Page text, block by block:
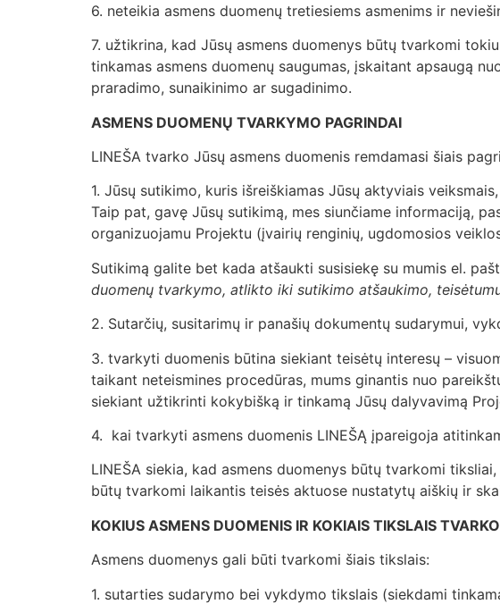
6. neteikia asmens duomenų tretiesiems asmenims ir
7. užtikrina, kad Jūsų asmens duomenys būtų tvarkomi
tinkamas asmens duomenų saugumas, įskaitant apsaugą
praradimo, sunaikinimo ar sugadinimo.
ASMENS DUOMENŲ TVARKYMO PAGRINDAI
LINEŠA tvarko Jūsų asmens duomenis remdamasi šiais
1. Jūsų sutikimo, kuris išreiškiamas Jūsų aktyviais
Taip pat, gavę Jūsų sutikimą, mes siunčiame informaciją,
organizuojamu Projektu (įvairių renginių, ugdomosios
Sutikimą galite bet kada atšaukti susisiekę su mumis el.
duomenų tvarkymo, atlikto iki sutikimo atšaukimo,
2. Sutarčių, susitarimų ir panašių dokumentų sudarymui,
3. tvarkyti duomenis būtina siekiant teisėtų interesų –
taikant neteismines procedūras, mums ginantis nuo
siekiant užtikrinti kokybišką ir tinkamą Jūsų dalyvavimą
4. kai tvarkyti asmens duomenis LINEŠĄ įpareigoja
LINEŠA siekia, kad asmens duomenys būtų tvarkomi
būtų tvarkomi laikantis teisės aktuose nustatytų aiškių ir
KOKIUS ASMENS DUOMENIS IR KOKIAIS TIKSLAIS
Asmens duomenys gali būti tvarkomi šiais tikslais:
1. sutarties sudarymo bei vykdymo tikslais (siekdami